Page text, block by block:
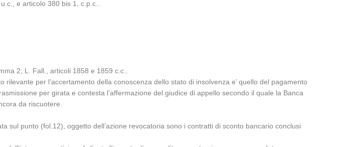
e articolo 380 bis 1, c.p.c..
2, L. Fall., articoli 1858 e 1859 c.c..
per l’accertamento della conoscenza dello stato di insolvenza e’ quello del pagamento
per girata e contesta l’affermazione del giudice di appello secondo il quale la Banca
da riscuotere.
punto (fol.12), oggetto dell’azione revocatoria sono i contratti di sconto bancario conclusi